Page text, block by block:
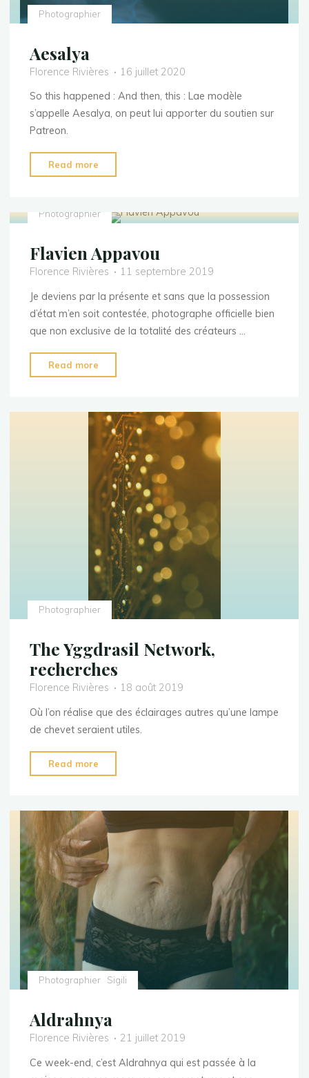
Photographier
Aesalya
Florence Rivières
16 juillet 2020
So this happened : And then, this : Lae modèle
s’appelle Aesalya, on peut lui apporter du soutien sur
Patreon.
Read more
Photographier
Flavien Appavou
Florence Rivières
11 septembre 2019
Je deviens par la présente et sans que la possession
d’état m’en soit contestée, photographe officielle bien
que non exclusive de la totalité des créateurs …
Read more
Appavou"
Photographier
The Yggdrasil Network,
recherches
Florence Rivières
18 août 2019
Où l’on réalise que des éclairages autres qu’une lampe
de chevet seraient utiles.
Read more
Yggdrasil
recherches"
Photographier Sigili
Aldrahnya
Florence Rivières
21 juillet 2019
Ce week-end, c’est Aldrahnya qui est passée à la